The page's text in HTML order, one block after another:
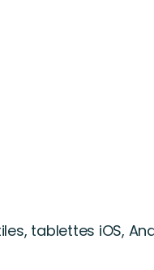
tablettes iOS,